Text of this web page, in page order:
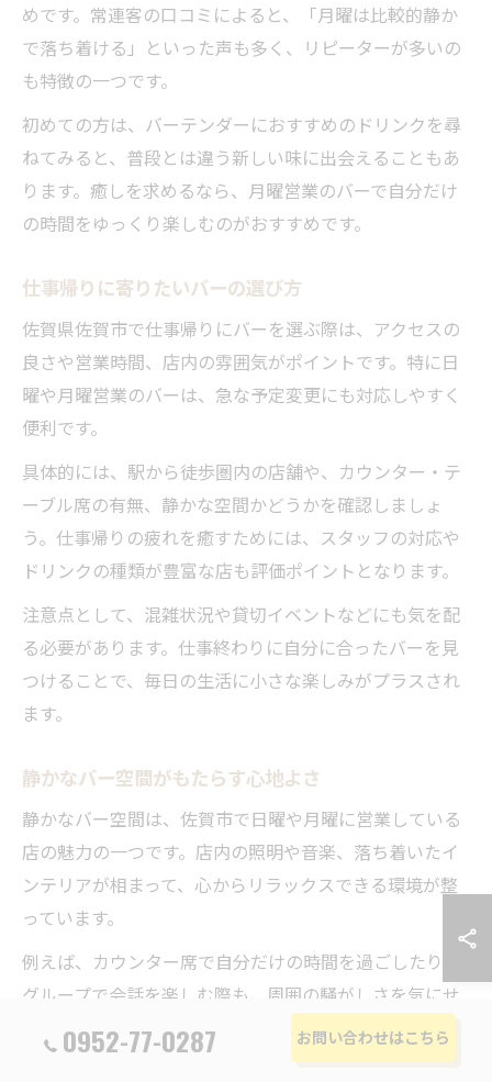
めです。常連客の口コミによると、「月曜は比較的静か
で落ち着ける」といった声も多く、リピーターが多いの
も特徴の一つです。
初めての方は、バーテンダーにおすすめのドリンクを尋
ねてみると、普段とは違う新しい味に出会えることもあ
ります。癒しを求めるなら、月曜営業のバーで自分だけ
の時間をゆっくり楽しむのがおすすめです。
仕事帰りに寄りたいバーの選び方
佐賀県佐賀市で仕事帰りにバーを選ぶ際は、アクセスの
良さや営業時間、店内の雰囲気がポイントです。特に日
曜や月曜営業のバーは、急な予定変更にも対応しやすく
便利です。
具体的には、駅から徒歩圏内の店舗や、カウンター・テ
ーブル席の有無、静かな空間かどうかを確認しましょ
う。仕事帰りの疲れを癒すためには、スタッフの対応や
ドリンクの種類が豊富な店も評価ポイントとなります。
注意点として、混雑状況や貸切イベントなどにも気を配
る必要があります。仕事終わりに自分に合ったバーを見
つけることで、毎日の生活に小さな楽しみがプラスされ
ます。
静かなバー空間がもたらす心地よさ
静かなバー空間は、佐賀市で日曜や月曜に営業している
店の魅力の一つです。店内の照明や音楽、落ち着いたイ
ンテリアが相まって、心からリラックスできる環境が整
っています。
例えば、カウンター席で自分だけの時間を過ごしたり、
グループで会話を楽しむ際も、周囲の騒がしさを気にせ
ずに済みます。静かな空間は初めての方でも入りやす
く、常連客にも長く愛される理由です。
0952-77-0287 お問い合わせはこちら